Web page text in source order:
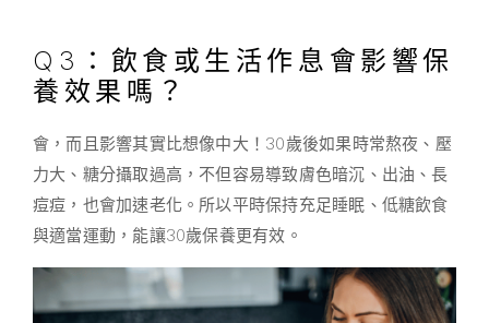
Q3：飲食或生活作息會影響保
養效果嗎？
會，而且影響其實比想像中大！30歲後如果時常熬夜、壓
力大、糖分攝取過高，不但容易導致膚色暗沉、出油、長
痘痘，也會加速老化。所以平時保持充足睡眠、低糖飲食
與適當運動，能讓30歲保養更有效。